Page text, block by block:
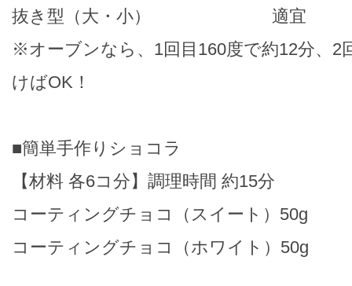
抜き型（大・小） 適宜
※オーブンなら、1回目160度で約12分、2
けばOK！
■簡単手作りショコラ
【材料 各6コ分】調理時間 約15分
コーティングチョコ（スイート）50g
コーティングチョコ（ホワイト）50g